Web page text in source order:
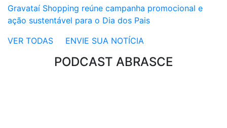
Gravataí Shopping reúne campanha promocional e
ação sustentável para o Dia dos Pais
VER TODAS
ENVIE SUA NOTÍCIA
PODCAST ABRASCE